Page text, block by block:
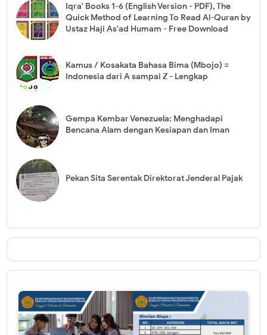
Iqra' Books 1-6 (English Version - PDF), The
Quick Method of Learning To Read Al-Quran by
Ustaz Haji As'ad Humam - Free Download
Kamus / Kosakata Bahasa Bima (Mbojo) =
Indonesia dari A sampai Z - Lengkap
Gempa Kembar Venezuela: Menghadapi
Bencana Alam dengan Kesiapan dan Iman
Pekan Sita Serentak Direktorat Jenderal Pajak